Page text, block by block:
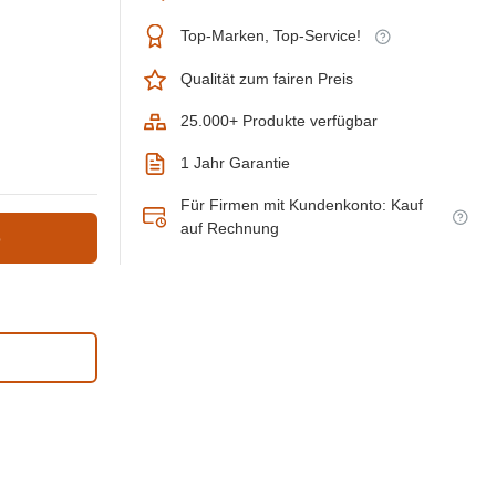
Top-Marken, Top-Service!
Qualität zum fairen Preis
25.000+ Produkte verfügbar
1 Jahr Garantie
Für Firmen mit Kundenkonto: Kauf
auf Rechnung